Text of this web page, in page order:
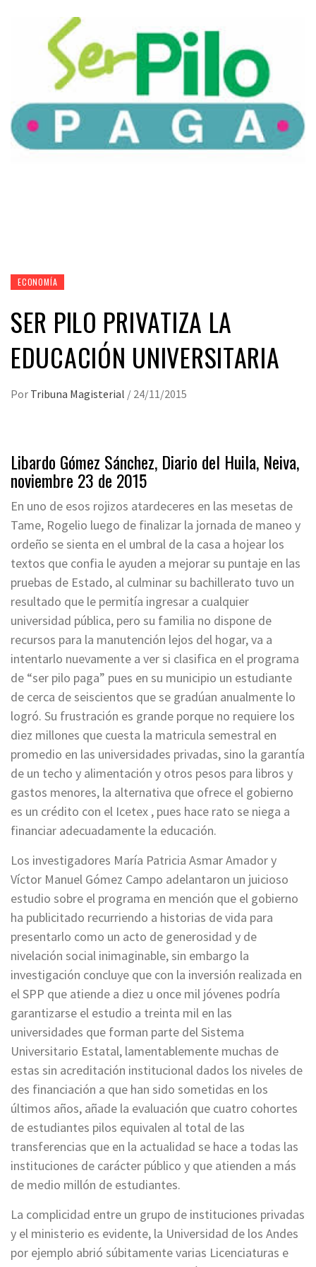
ECONOMÍA
SER PILO PRIVATIZA LA
EDUCACIÓN UNIVERSITARIA
Por Tribuna Magisterial / 24/11/2015
Libardo Gómez Sánchez, Diario del Huila, Neiva,
noviembre 23 de 2015
En uno de esos rojizos atardeceres en las mesetas de
Tame, Rogelio luego de finalizar la jornada de maneo y
ordeño se sienta en el umbral de la casa a hojear los
textos que confia le ayuden a mejorar su puntaje en las
pruebas de Estado, al culminar su bachillerato tuvo un
resultado que le permitía ingresar a cualquier
universidad pública, pero su familia no dispone de
recursos para la manutención lejos del hogar, va a
intentarlo nuevamente a ver si clasifica en el programa
de “ser pilo paga” pues en su municipio un estudiante
de cerca de seiscientos que se gradúan anualmente lo
logró. Su frustración es grande porque no requiere los
diez millones que cuesta la matricula semestral en
promedio en las universidades privadas, sino la garantía
de un techo y alimentación y otros pesos para libros y
gastos menores, la alternativa que ofrece el gobierno
es un crédito con el Icetex , pues hace rato se niega a
financiar adecuadamente la educación.
Los investigadores María Patricia Asmar Amador y
Víctor Manuel Gómez Campo adelantaron un juicioso
estudio sobre el programa en mención que el gobierno
ha publicitado recurriendo a historias de vida para
presentarlo como un acto de generosidad y de
nivelación social inimaginable, sin embargo la
investigación concluye que con la inversión realizada en
el SPP que atiende a diez u once mil jóvenes podría
garantizarse el estudio a treinta mil en las
universidades que forman parte del Sistema
Universitario Estatal, lamentablemente muchas de
estas sin acreditación institucional dados los niveles de
des financiación a que han sido sometidas en los
últimos años, añade la evaluación que cuatro cohortes
de estudiantes pilos equivalen al total de las
transferencias que en la actualidad se hace a todas las
instituciones de carácter público y que atienden a más
de medio millón de estudiantes.
La complicidad entre un grupo de instituciones privadas
y el ministerio es evidente, la Universidad de los Andes
por ejemplo abrió súbitamente varias Licenciaturas e